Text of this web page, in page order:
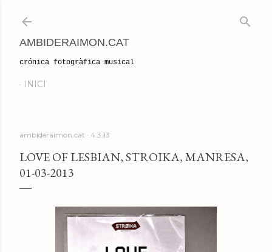
AMBIDERAIMON.CAT
crónica fotogràfica musical
INICI
ambideraimon.cat 4.3.13
LOVE OF LESBIAN, STROIKA, MANRESA,
01-03-2013